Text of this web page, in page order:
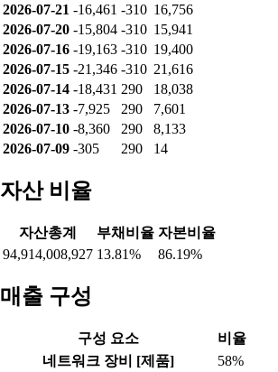
2026-07-21 -16,461 -310 16,756
2026-07-20 -15,804 -310 15,941
2026-07-16 -19,163 -310 19,400
2026-07-15 -21,346 -310 21,616
2026-07-14 -18,431 290
18,038
2026-07-13 -7,925 290
7,601
2026-07-10 -8,360 290
8,133
2026-07-09 -305 290 14
자산 비율
자산총계 부채비율 자본비율
94,914,008,927 13.81% 86.19%
매출 구성
구성 요소
비율
네트워크 장비 [제품]
58%